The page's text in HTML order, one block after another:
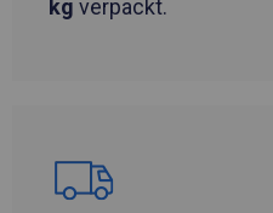
kg verpackt.